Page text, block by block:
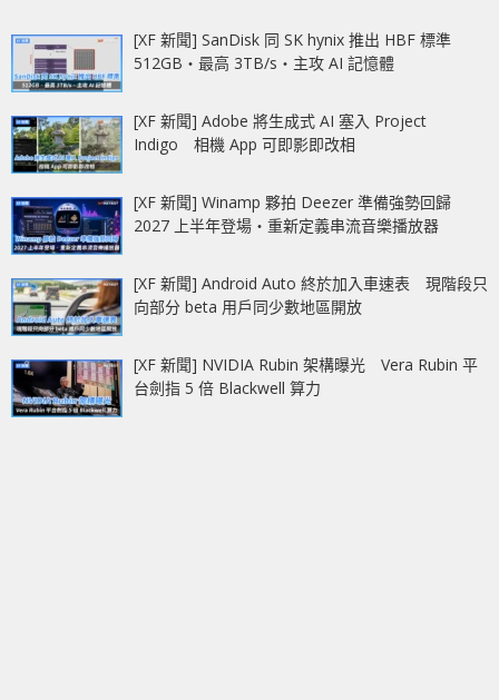
[XF 新聞] SanDisk 同 SK hynix 推出 HBF 標準
512GB‧最高 3TB/s‧主攻 AI 記憶體
[XF 新聞] Adobe 將生成式 AI 塞入 Project
Indigo 相機 App 可即影即改相
[XF 新聞] Winamp 夥拍 Deezer 準備強勢回歸
2027 上半年登場‧重新定義串流音樂播放器
[XF 新聞] Android Auto 終於加入車速表 現階段只
向部分 beta 用戶同少數地區開放
[XF 新聞] NVIDIA Rubin 架構曝光 Vera Rubin 平
台劍指 5 倍 Blackwell 算力